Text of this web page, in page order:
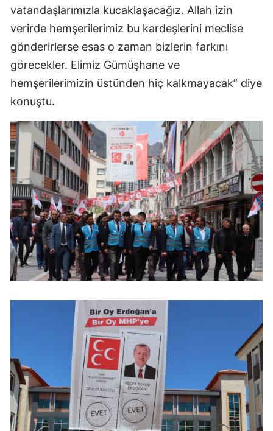
Samsun
Siirt
Sinop
Tekirdağ
Tokat
Trabzon
Tunceli
Şanlıurfa
Uşak
Van
Zonguldak
Aksaray
Bayburt
Karaman
Kırıkkale
vatandaşlarımızla kucaklaşacağız. Allah izin
verirde hemşerilerimiz bu kardeşlerini meclise
gönderirlerse esas o zaman bizlerin farkını
görecekler. Elimiz Gümüşhane ve
hemşerilerimizin üstünden hiç kalkmayacak” diye
konuştu.